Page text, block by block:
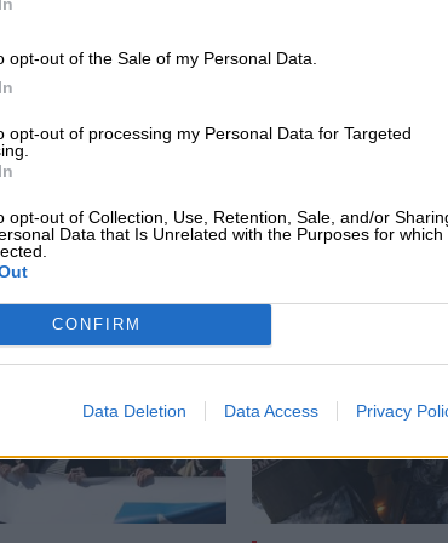
opt-out of the Sale of my Personal Data.
opt-out of processing my Personal Data for Targeted
opt-out of Collection, Use, Retention, Sale, and/or
Data that Is Unrelated with the Purposes for which
CONFIRM
Data Deletion Data Access Privacy
manifestación silenciosa contra la